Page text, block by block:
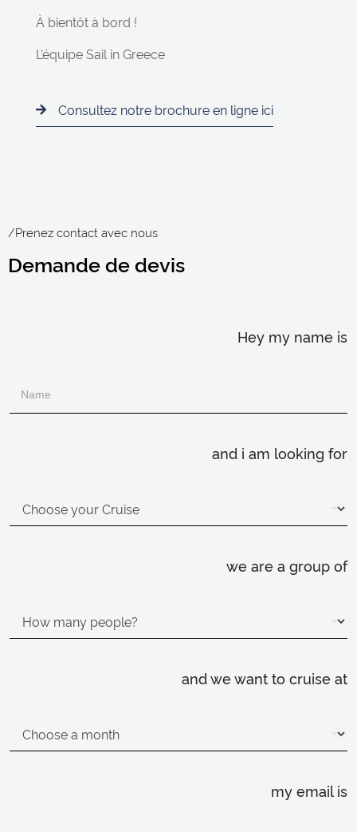
À bientôt à bord !
L’équipe Sail in Greece
Consultez notre brochure en ligne ici
/Prenez contact avec nous
Demande de devis
Hey my name is
and i am looking for
we are a group of
and we want to cruise at
my email is